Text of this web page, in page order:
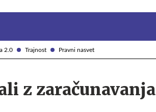
2.0 Trajnost Pravni nasvet
z zaračunavanja